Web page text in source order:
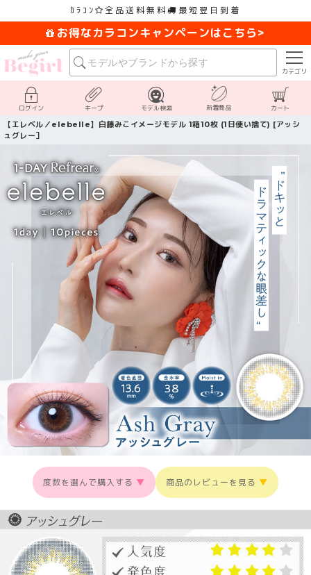
ｶﾗｺﾝ 全品送料無料 最短翌日到着
お得なカラコンキャンペーンはこちら>
カテゴリ
ログイン キープ モデル検索 新着商品 カート
【エレベル／elebelle】白藤みこイメージモデル 1箱10枚 (1日使い捨て) [アッシ
ュグレー］
度数を選んで購入する ▼ 商品のレビューを見る ▼